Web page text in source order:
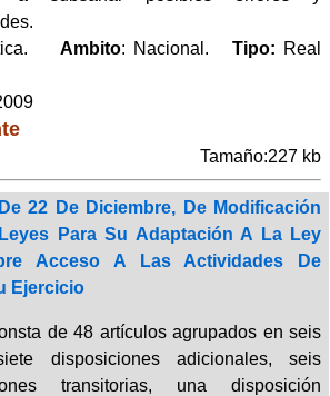
Ambito: Nacional. Tipo: Real
Tamaño:227 kb
22 De Diciembre, De Modificación
Para Su Adaptación A La Ley
Acceso A Las Actividades De
Ejercicio
de 48 artículos agrupados en seis
disposiciones adicionales, seis
transitorias, una disposición